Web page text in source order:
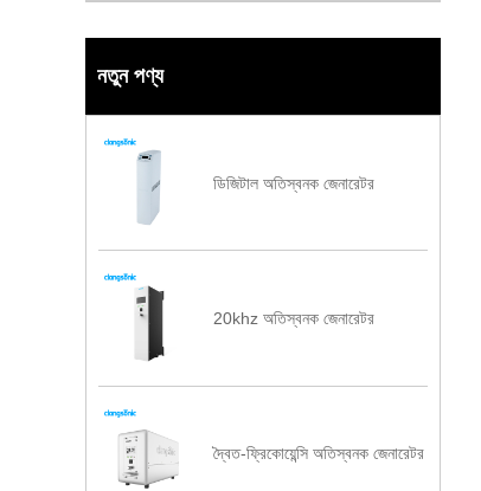
নতুন পণ্য
ডিজিটাল অতিস্বনক জেনারেটর
20khz অতিস্বনক জেনারেটর
দ্বৈত-ফ্রিকোয়েন্সি অতিস্বনক জেনারেটর